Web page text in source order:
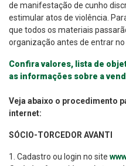
de manifestação de cunho
estimular atos de violência.
que todos os materiais
organização antes de entrar no
Confira valores, lista de
as informações sobre a
Veja abaixo o procedimento
internet:
SÓCIO-TORCEDOR AVANTI
1. Cadastro ou login no site